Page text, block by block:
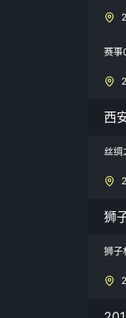
赛事
西
丝绸
狮
狮子